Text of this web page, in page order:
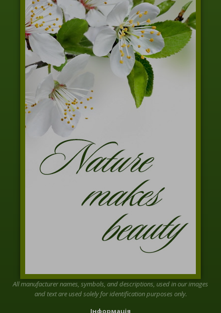
All manufacturer names, symbols, and descriptions, used in our images
and text are used solely for identification purposes only.
Інформація